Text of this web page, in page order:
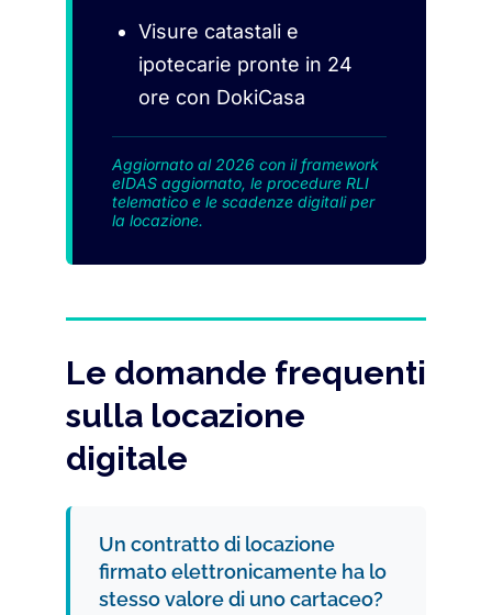
Visure catastali e
ipotecarie pronte in 24
ore con DokiCasa
Aggiornato al 2026 con il framework
eIDAS aggiornato, le procedure RLI
telematico e le scadenze digitali per
la locazione.
Le domande frequenti
sulla locazione
digitale
Un contratto di locazione
firmato elettronicamente ha lo
stesso valore di uno cartaceo?